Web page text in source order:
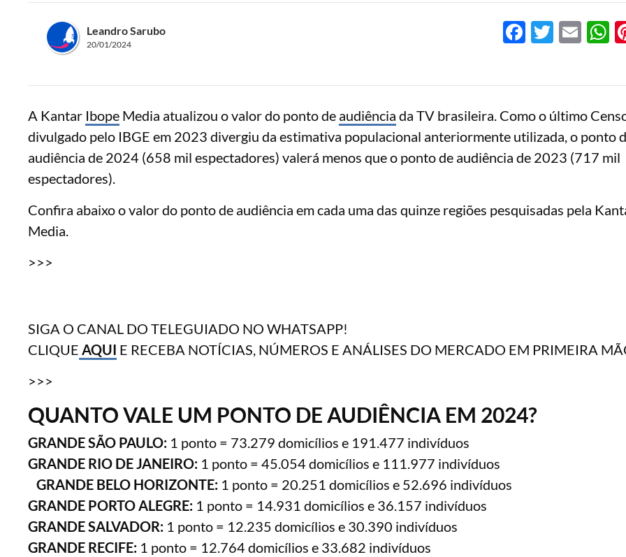
Leandro Sarubo
20/01/2024 Facebook
Twitter
A Kantar IbopeMedia atualizou o valor do ponto de audiência da TV brasileira. Como o último
divulgado pelo IBGE em 2023 divergiu da estimativa populacional anteriormente utilizada, o ponto
audiência de 2024 (658 mil espectadores) valerá menos que o ponto de audiência de 2023 (717 mil
espectadores).
Confira abaixo o valor do ponto de audiência em cada uma das quinze regiões pesquisadas pela
Media.
>>>
SIGA O CANAL DO TELEGUIADO NO WHATSAPP!
CLIQUE AQUI E RECEBA NOTÍCIAS, NÚMEROS E ANÁLISES DO MERCADO EM PRIMEIRA
>>>
QUANTO VALE UM PONTO DE AUDIÊNCIA EM 2024?
GRANDE SÃO PAULO:1 ponto = 73.279 domicílios e 191.477 indivíduos
GRANDE RIO DE JANEIRO:1 ponto = 45.054 domicílios e 111.977 indivíduos
GRANDE BELO HORIZONTE:1 ponto = 20.251 domicílios e 52.696 indivíduos
GRANDE PORTO ALEGRE:1 ponto = 14.931 domicílios e 36.157 indivíduos
GRANDE SALVADOR:1 ponto = 12.235 domicílios e 30.390 indivíduos
GRANDE RECIFE:1 ponto = 12.764 domicílios e 33.682 indivíduos